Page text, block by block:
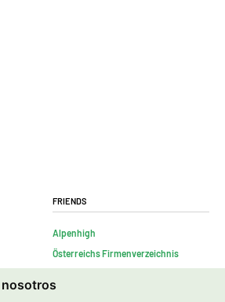
Friends
Alpenhigh
Österreichs Firmenverzeichnis